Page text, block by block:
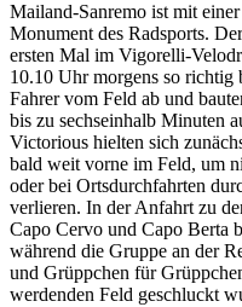
Mailand-Sanremo ist mit
Monument des Radsports.
ersten Mal im Vigorelli-
10.10 Uhr morgens so richtig
Fahrer vom Feld ab und
bis zu sechseinhalb Minuten
Victorious hielten sich
bald weit vorne im Feld, um
oder bei Ortsdurchfahrten
verlieren. In der Anfahrt zu
Capo Cervo und Capo Berta
während die Gruppe an der
und Grüppchen für
werdenden Feld geschluckt